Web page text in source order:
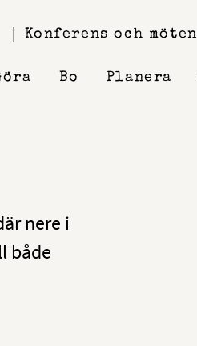
Konferens och möten
Bo Planera
nere i
både